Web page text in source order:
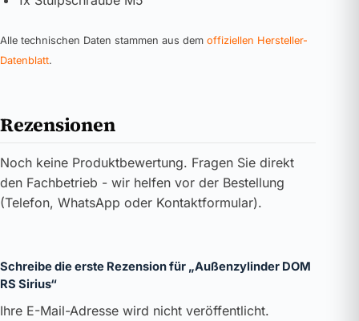
Alle technischen Daten stammen aus dem offiziellen Hersteller-
Datenblatt.
Rezensionen
Noch keine Produktbewertung. Fragen Sie direkt
den Fachbetrieb - wir helfen vor der Bestellung
(Telefon, WhatsApp oder Kontaktformular).
Schreibe die erste Rezension für „Außenzylinder DOM
RS Sirius“
Ihre E-Mail-Adresse wird nicht veröffentlicht.